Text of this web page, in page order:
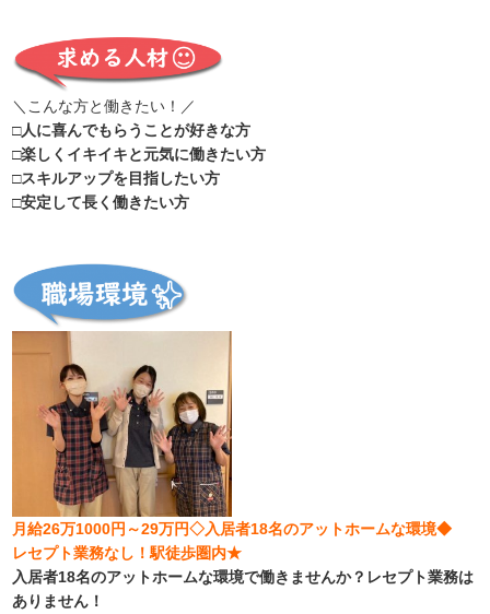
＼こんな方と働きたい！／
□人に喜んでもらうことが好きな方
□楽しくイキイキと元気に働きたい方
□スキルアップを目指したい方
□安定して長く働きたい方
月給26万1000円～29万円◇入居者18名のアットホームな環境◆
レセプト業務なし！駅徒歩圏内★
入居者18名のアットホームな環境で働きませんか？レセプト業務は
ありません！